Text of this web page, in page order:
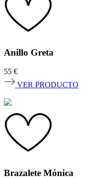
Anillo Greta
55 €
VER PRODUCTO
Brazalete Mónica